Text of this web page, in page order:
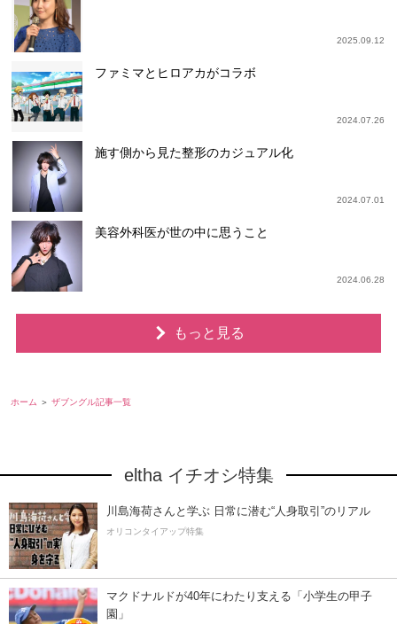
2025.09.12
ファミマとヒロアカがコラボ
2024.07.26
施す側から見た整形のカジュアル化
2024.07.01
美容外科医が世の中に思うこと
2024.06.28
もっと見る
ホーム ザブングル記事一覧
eltha イチオシ特集
川島海荷さんと学ぶ 日常に潜む“人身取引”のリアル
オリコンタイアップ特集
マクドナルドが40年にわたり支える「小学生の甲子
園」